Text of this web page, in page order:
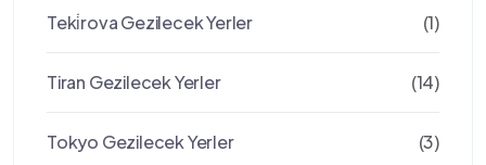
Teki̇rova Gezilecek Yerler (1)
Tiran Gezilecek Yerler (14)
Tokyo Gezilecek Yerler (3)